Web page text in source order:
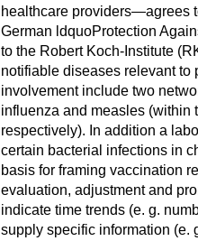
healthcare providers—agrees
German ldquoProtection
to the Robert Koch-Institute
notifiable diseases relevant to
involvement include two
influenza and measles (within
respectively). In addition a
certain bacterial infections in
basis for framing vaccination
evaluation, adjustment and
indicate time trends (e. g.
supply specific information (e.